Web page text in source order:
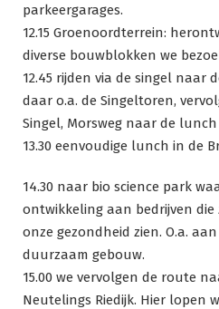
parkeergarages.
12.15 Groenoordterrein:
diverse bouwblokken we
12.45 rijden via de singel naar
daar o.a. de Singeltoren,
Singel, Morsweg naar de
13.30 eenvoudige lunch in de
14.30 naar bio science park
ontwikkeling aan bedrijven
onze gezondheid zien. O.a.
duurzaam gebouw.
15.00 we vervolgen de route
Neutelings Riedijk. Hier lopen